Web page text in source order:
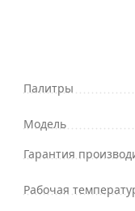
Палитры
Модель
Гарантия
Рабочая